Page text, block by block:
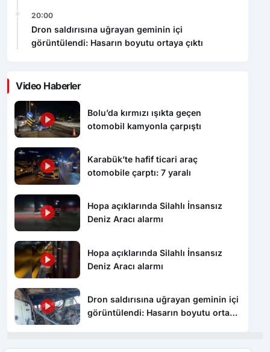
20:00
Dron saldırısına uğrayan geminin içi
görüntülendi: Hasarın boyutu ortaya çıktı
Video Haberler
Bolu’da kırmızı ışıkta geçen
otomobil kamyonla çarpıştı
Karabük’te hafif ticari araç
otomobile çarptı: 7 yaralı
Hopa açıklarında Silahlı İnsansız
Deniz Aracı alarmı
Hopa açıklarında Silahlı İnsansız
Deniz Aracı alarmı
Dron saldırısına uğrayan geminin içi
görüntülendi: Hasarın boyutu ortaya